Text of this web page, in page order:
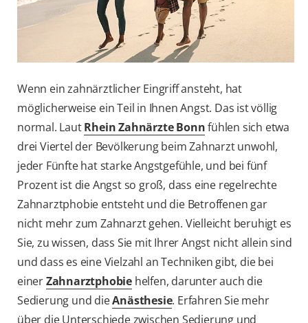
Wenn ein zahnärztlicher Eingriff ansteht, hat
möglicherweise ein Teil in Ihnen Angst. Das ist völlig
normal. LautRhein Zahnärzte Bonnfühlen sich etwa
drei Viertel der Bevölkerung beim Zahnarzt unwohl,
jeder Fünfte hat starke Angstgefühle, und bei fünf
Prozent ist die Angst so groß, dass eine regelrechte
Zahnarztphobie entsteht und die Betroffenen gar
nicht mehr zum Zahnarzt gehen. Vielleicht beruhigt es
Sie, zu wissen, dass Sie mit Ihrer Angst nicht allein sind
und dass es eine Vielzahl an Techniken gibt, die bei
einerZahnarztphobie helfen, darunter auch die
Sedierung und dieAnästhesie. Erfahren Sie mehr
über die Unterschiede zwischen Sedierung und